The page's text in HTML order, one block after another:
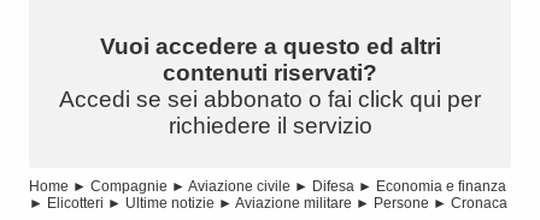
Vuoi accedere a questo ed altri
contenuti riservati?
Accedi se sei abbonato o fai click qui per
richiedere il servizio
Home ► Compagnie ► Aviazione civile ► Difesa ► Economia e finanza
► Elicotteri ► Ultime notizie ► Aviazione militare ► Persone ► Cronaca